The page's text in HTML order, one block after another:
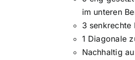
im unteren
3 senkrechte
1 Diagonale
Nachhaltig